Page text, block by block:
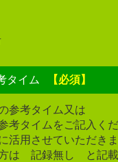
タイム 【必須】
参考タイム又は
考タイムをご記入く
活用させていただき
は 記録無し と記